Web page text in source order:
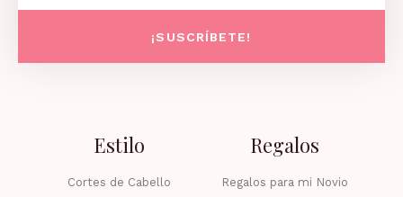
¡SUSCRÍBETE!
Estilo
Cortes de Cabello
Regalos
Regalos para mi Novio